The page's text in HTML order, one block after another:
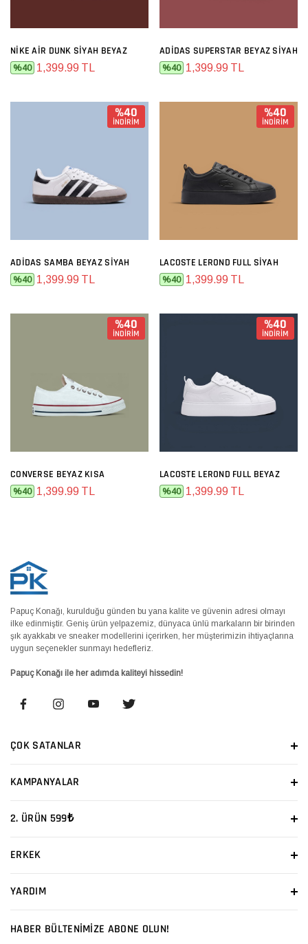
NIKE AIR DUNK SIYAH BEYAZ
%40 1,399.99 TL
ADIDAS SUPERSTAR BEYAZ SIYAH
%40 1,399.99 TL
%40
İNDİRİM
ADIDAS SAMBA BEYAZ SIYAH
%40 1,399.99 TL
%40
İNDİRİM
LACOSTE LEROND FULL SIYAH
%40 1,399.99 TL
%40
İNDİRİM
CONVERSE BEYAZ KISA
%40 1,399.99 TL
%40
İNDİRİM
LACOSTE LEROND FULL BEYAZ
%40 1,399.99 TL
Papuç Konağı, kurulduğu günden bu yana kalite ve güvenin adresi olmayı
ilke edinmiştir. Geniş ürün yelpazemiz, dünyaca ünlü markaların bir birinden
şık ayakkabı ve sneaker modellerini içerirken, her müşterimizin ihtiyaçlarına
uygun seçenekler sunmayı hedefleriz.
Papuç Konağı ile her adımda kaliteyi hissedin!
ÇOK SATANLAR
KAMPANYALAR
2. ÜRÜN 599₺
ERKEK
YARDIM
HABER BÜLTENİMİZE ABONE OLUN!